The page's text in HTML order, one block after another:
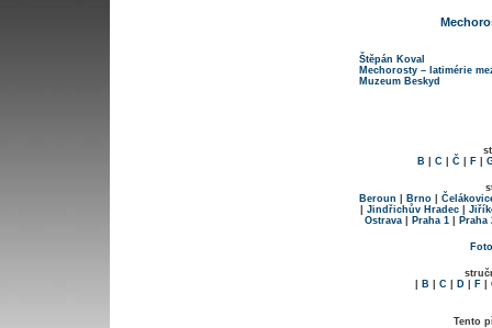
Štěpán Koval
Mechorosty – latimérie
Muzeum Beskyd
B
C Č F|
Beroun
Brno
Jindřichův Hradec
Ostrava
Praha 1 Praha
B C D| F|
Tento